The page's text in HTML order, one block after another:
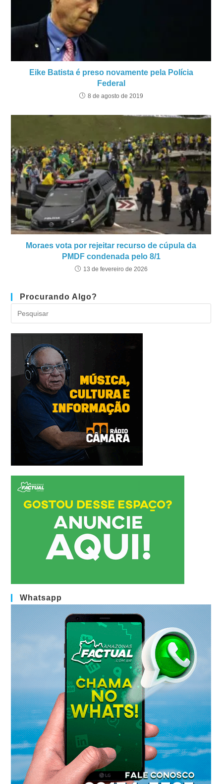
Eike Batista é preso novamente pela Polícia
Federal
8 de agosto de 2019
Moraes vota por rejeitar recurso de cúpula da
PMDF condenada pelo 8/1
13 de fevereiro de 2026
Procurando Algo?
Whatsapp